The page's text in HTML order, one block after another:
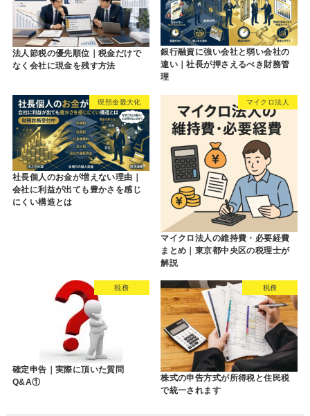
法人節税の優先順位｜税金だけで
なく会社に現金を残す方法
銀行融資に強い会社と弱い会社の
違い｜社長が押さえるべき財務管
理
現預金最大化
社長個人のお金が増えない理由｜
会社に利益が出ても豊かさを感じ
にくい構造とは
マイクロ法人
マイクロ法人の維持費・必要経費
まとめ｜東京都中央区の税理士が
解説
税務
確定申告｜実際に頂いた質問
Q&A①
税務
株式の申告方式が所得税と住民税
で統一されます